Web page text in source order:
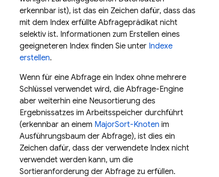
erkennbar ist), ist das ein Zeichen dafür, dass das
mit dem Index erfüllte Abfrageprädikat nicht
selektiv ist. Informationen zum Erstellen eines
geeigneteren Index finden Sie unter Indexe
erstellen.
Wenn für eine Abfrage ein Index ohne mehrere
Schlüssel verwendet wird, die Abfrage-Engine
aber weiterhin eine Neusortierung des
Ergebnissatzes im Arbeitsspeicher durchführt
(erkennbar an einem MajorSort-Knoten im
Ausführungsbaum der Abfrage), ist dies ein
Zeichen dafür, dass der verwendete Index nicht
verwendet werden kann, um die
Sortieranforderung der Abfrage zu erfüllen.